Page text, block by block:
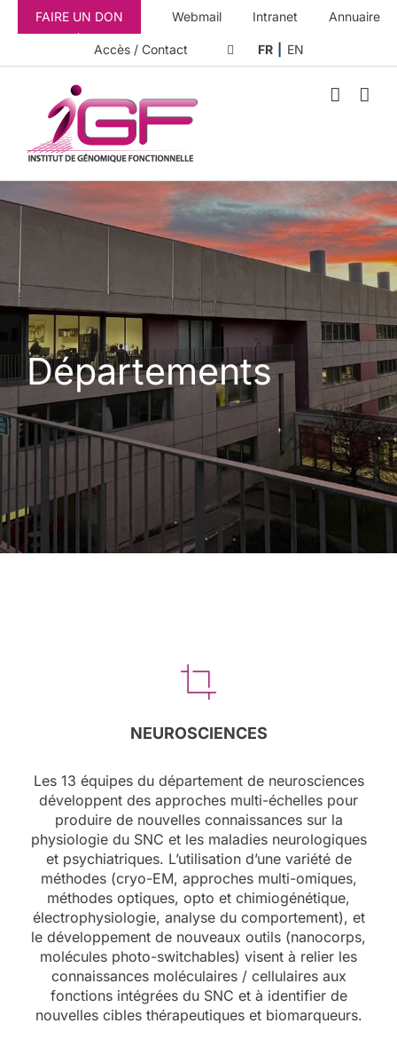
PasserFAIRE UN DON Webmail Intranet Annuaire
Accès / Contact FR EN
Départements
NEUROSCIENCES
Les 13 équipes du département de neurosciences
développent des approches multi-échelles pour
produire de nouvelles connaissances sur la
physiologie du SNC et les maladies neurologiques
et psychiatriques. L’utilisation d’une variété de
méthodes (cryo-EM, approches multi-omiques,
méthodes optiques, opto et chimiogénétique,
électrophysiologie, analyse du comportement), et
le développement de nouveaux outils (nanocorps,
molécules photo-switchables) visent à relier les
connaissances moléculaires / cellulaires aux
fonctions intégrées du SNC et à identifier de
nouvelles cibles thérapeutiques et biomarqueurs.